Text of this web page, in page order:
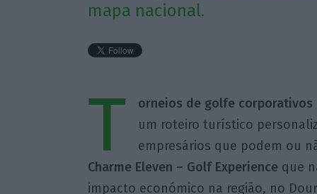
mapa nacional.
T orneios de golfe corporativos
um roteiro turístico
empresários que podem ou
Charme Eleven – Golf Experience que
impacto económico na região, no